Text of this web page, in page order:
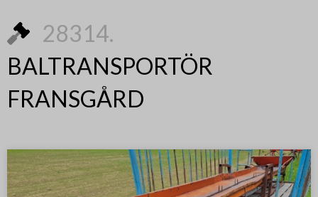
28314.
BALTRANSPORTÖR
FRANSGÅRD